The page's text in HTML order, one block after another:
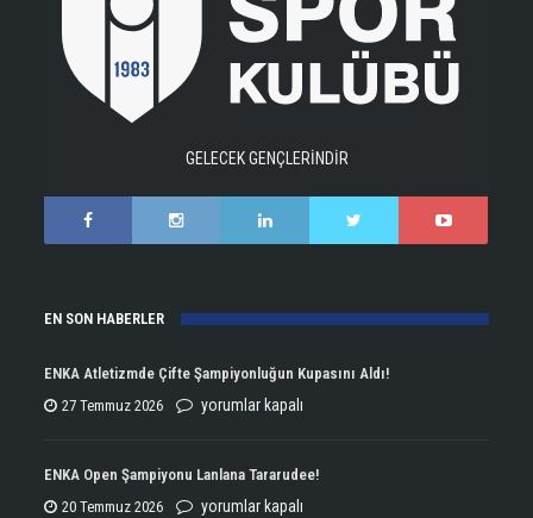
GELECEK GENÇLERİNDİR
EN SON HABERLER
ENKA Atletizmde Çifte Şampiyonluğun Kupasını Aldı!
27 Temmuz 2026
ENKA
Çifte
Şampiyonluğun
yorumlar kapalı
ENKA Open Şampiyonu Lanlana Tararudee!
20 Temmuz 2026
ENKA
yorumlar kapalı